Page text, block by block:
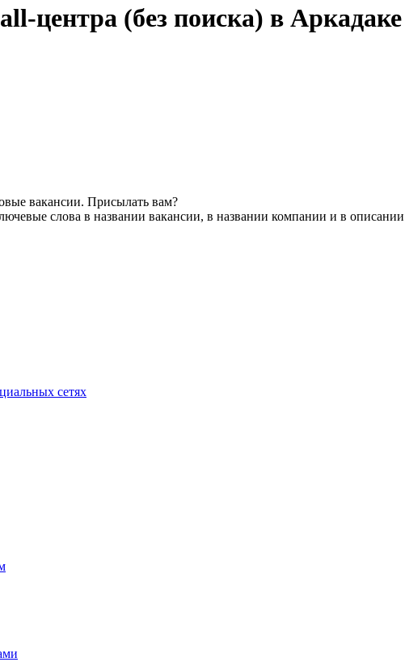
центра (без поиска) в Аркадаке
вакансии. Присылать вам?
слова в названии вакансии, в названии компании и в
сетях